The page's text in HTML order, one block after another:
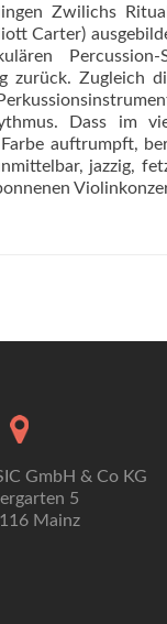
Zwilichs
Carter)
zurück. Zugleich
Dass im
Farbe auftrumpft,
jazzig,
GmbH & Co KG
5
Mainz